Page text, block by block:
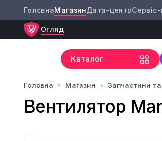
ГоловнаМагазинДата-центр
Огляд
Каталог
Головна Магазин Запчастини
Вентилятор